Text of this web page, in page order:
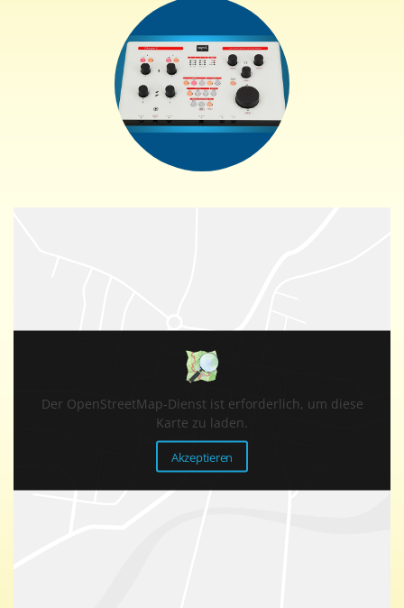
+
Der OpenStreetMap-Dienst ist erforderlich, um diese
Karte zu laden.
Akzeptieren